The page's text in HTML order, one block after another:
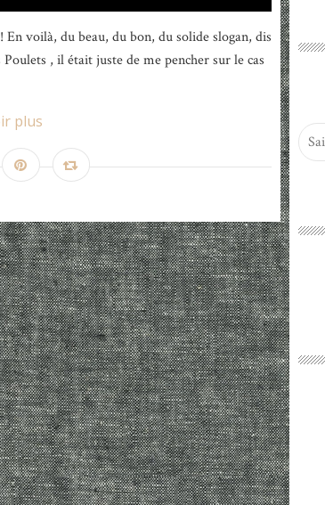
voilà, du beau, du bon, du solide slogan, dis
, il était juste de me pencher sur le cas
plus